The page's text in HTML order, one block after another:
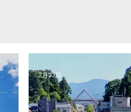
7月23日